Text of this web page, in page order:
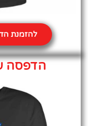
להזמנת
הדפסה